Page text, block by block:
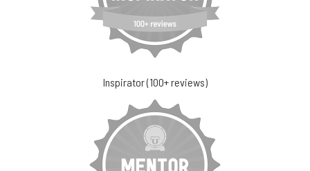
Inspirator (100+ reviews)